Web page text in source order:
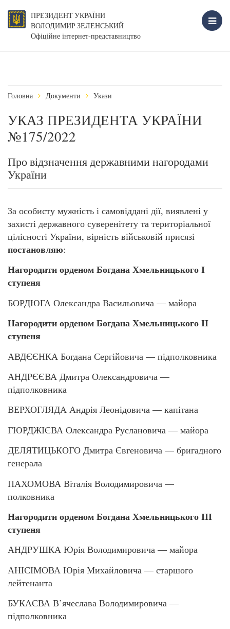
ПРЕЗИДЕНТ УКРАЇНИ
ВОЛОДИМИР ЗЕЛЕНСЬКИЙ
Офіційне інтернет-представництво
Головна Документи Укази
УКАЗ ПРЕЗИДЕНТА УКРАЇНИ
№175/2022
Про відзначення державними нагородами
України
За особисту мужність і самовіддані дії, виявлені у
захисті державного суверенітету та територіальної
цілісності України, вірність військовій присязі
постановляю:
Нагородити орденом Богдана Хмельницького І
ступеня
БОРДЮГА Олександра Васильовича — майора
Нагородити орденом Богдана Хмельницького ІІ
ступеня
АВДЄЄНКА Богдана Сергійовича — підполковника
АНДРЄЄВА Дмитра Олександровича —
підполковника
ВЕРХОГЛЯДА Андрія Леонідовича — капітана
ГЮРДЖІЄВА Олександра Руслановича — майора
ДЕЛЯТИЦЬКОГО Дмитра Євгеновича — бригадного
генерала
ПАХОМОВА Віталія Володимировича —
полковника
Нагородити орденом Богдана Хмельницького ІІІ
ступеня
АНДРУШКА Юрія Володимировича — майора
АНІСІМОВА Юрія Михайловича — старшого
лейтенанта
БУКАЄВА В’ячеслава Володимировича —
підполковника